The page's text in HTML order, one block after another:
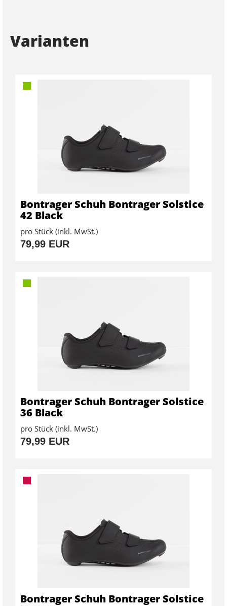
Varianten
Bontrager Schuh Bontrager Solstice
42 Black
pro Stück (inkl. MwSt.)
79,99 EUR
Bontrager Schuh Bontrager Solstice
36 Black
pro Stück (inkl. MwSt.)
79,99 EUR
Bontrager Schuh Bontrager Solstice